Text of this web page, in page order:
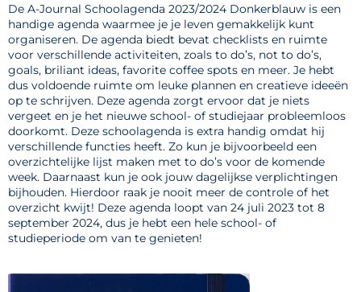
De A-Journal Schoolagenda 2023/2024 Donkerblauw is een
handige agenda waarmee je je leven gemakkelijk kunt
organiseren. De agenda biedt bevat checklists en ruimte
voor verschillende activiteiten, zoals to do’s, not to do’s,
goals, briliant ideas, favorite coffee spots en meer. Je hebt
dus voldoende ruimte om leuke plannen en creatieve ideeën
op te schrijven. Deze agenda zorgt ervoor dat je niets
vergeet en je het nieuwe school- of studiejaar probleemloos
doorkomt. Deze schoolagenda is extra handig omdat hij
verschillende functies heeft. Zo kun je bijvoorbeeld een
overzichtelijke lijst maken met to do’s voor de komende
week. Daarnaast kun je ook jouw dagelijkse verplichtingen
bijhouden. Hierdoor raak je nooit meer de controle of het
overzicht kwijt! Deze agenda loopt van 24 juli 2023 tot 8
september 2024, dus je hebt een hele school- of
studieperiode om van te genieten!